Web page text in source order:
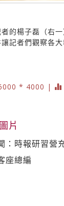
者的楊子磊（右
記者們觀察各大
* 4000 |
片
：時報研習營
座總編